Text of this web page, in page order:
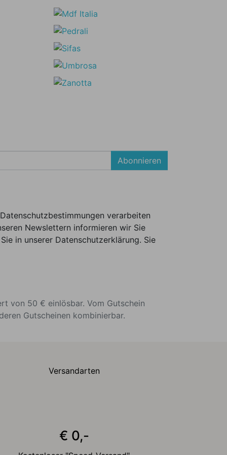
Abonnieren
verarbeiten
Newslettern informieren wir Sie
in unserer Datenschutzerklärung. Sie
von 50 € einlösbar. Vom Gutschein
Gutscheinen kombinierbar.
Versandarten
€ 0,-